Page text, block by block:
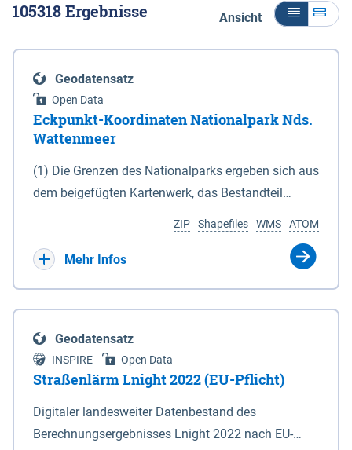
105318Ergebnisse Ansicht
Geodatensatz
Open Data
Eckpunkt-Koordinaten Nationalpark Nds.
Wattenmeer
(1) Die Grenzen des Nationalparks ergeben sich aus
dem beigefügten Kartenwerk, das Bestandteil
(DTK) im Maßstab 1 : 100 000 (Anlage 2), 2.
verkleinerte Amtliche Karte 1 : 5 000 (AK5) im
projizierte Koordinaten im Europäischen
Terrestrischen Referenzsystem 1989 (ETRS 89) mit
der Universalen Transversalen Mercator-Abbildung
bezogen auf die Zone 32 N (UTM 32N) dargestellt
(Anlage 4); Gleiches gilt für die geografischen
ATOM
WMS
Shapefiles
ZIP
Mehr Infos
Geodatensatz
INSPIRE Open Data
Straßenlärm Lnight 2022 (EU-Pflicht)
Digitaler landesweiter Datenbestand des
Berechnungsergebnisses Lnight 2022 nach EU-